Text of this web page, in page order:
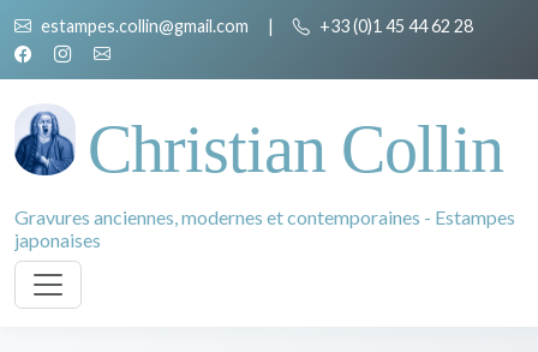
estampes.collin@gmail.com | +33 (0)1 45 44 62 28
Christian Collin
Gravures anciennes, modernes et contemporaines - Estampes
japonaises